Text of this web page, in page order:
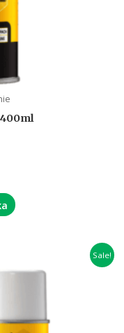
Sale!